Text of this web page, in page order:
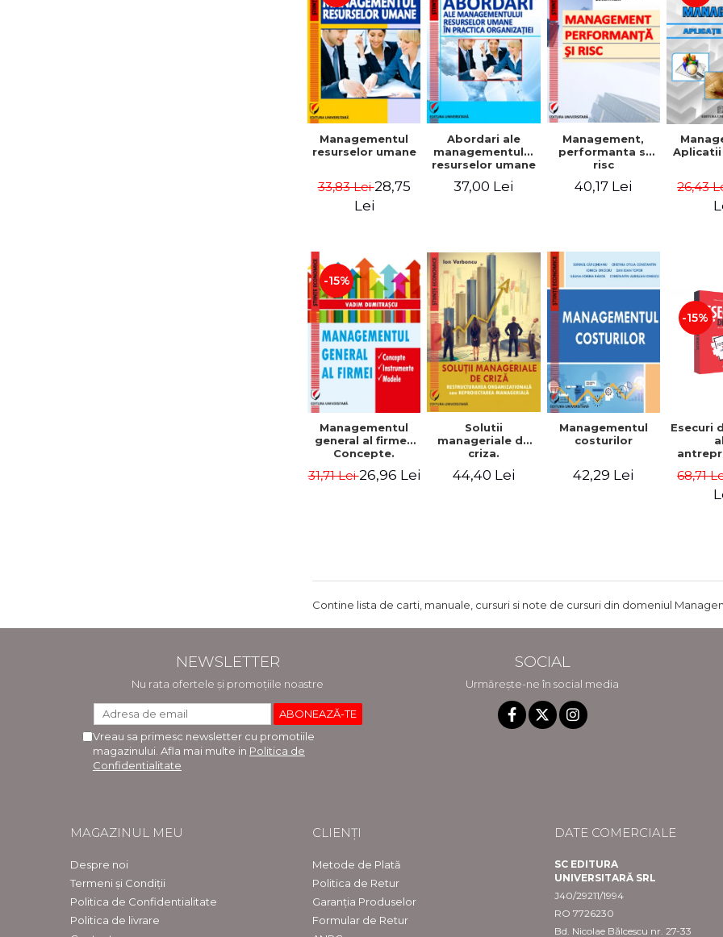
Managementul
resurselor umane
33,83 Lei28,75
Lei
Abordari ale
managementului
resurselor umane
organizatiei
37,00 Lei
Management,
performanta si
risc
40,17 Lei 26,43
-15%
Managementul
general al firmei.
Concepte.
Modele
31,71 Lei26,96 Lei
Solutii
manageriale de
criza.
organizationala
44,40 Lei
Managementul
costurilor
42,29 Lei
-15%
Esecuri
esec
68,71
Contine lista de carti, manuale, cursuri si note de cursuri din domeniul
NEWSLETTER
Nu rata ofertele și promoțiile noastre
Vreau sa primesc newsletter cu promotiile
magazinului. Afla mai multe in Politica de
Confidentialitate
SOCIAL
Urmărește-ne în social media
MAGAZINUL MEU
Despre noi
Termeni și Condiții
Politica de Confidentialitate
Politica de livrare
CLIENȚI
Metode de Plată
Politica de Retur
Garanția Produselor
Formular de Retur
DATE COMERCIALE
SC EDITURA
UNIVERSITARĂ SRL
J40/29211/1994
RO 7726230
Bd. Nicolae Bălcescu nr. 27-33